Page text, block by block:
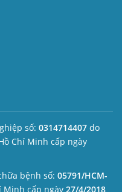
số: 0314714407 do
Chí Minh cấp ngày
bệnh số: 05791/HCM-
Minh cấp ngày 27/4/2018